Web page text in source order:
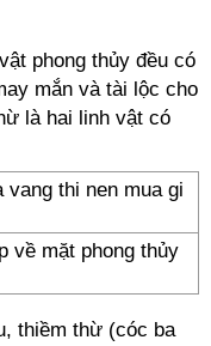
phong thủy đều có
mắn và tài lộc cho
là hai linh vật có
về mặt phong thủy
thiềm thừ (cóc ba